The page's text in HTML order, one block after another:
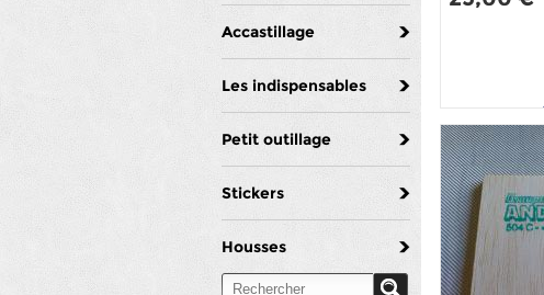
Accastillage
Les indispensables
Petit outillage
Stickers
Housses